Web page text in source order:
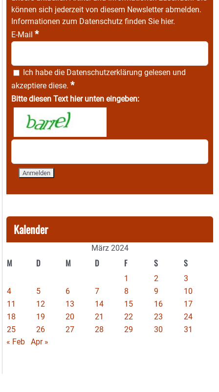
können sich jederzeit von diesem Newsletter abmelden.
Informationen zum Datenschutz finden Sie hier.
E-Mail *
Ich habe die Datenschutzerklärung gelesen und
akzeptiere diese. *
Bitte diesen Text hier unten eingeben:
Kalender
März 2024
M D M D F S S
1 2
3
4
5 6 7 8 9
10
11
12 13 14 15 16
17
18
19 20 21 22 23
24
25
26 27 28 29 30
31
« Feb
Apr »